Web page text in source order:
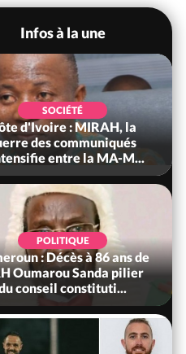
Infos à la une
SOCIÉTÉ
d'Ivoire : MIRAH, la
des communiqués
entre la MA-M...
POLITIQUE
: Décès à 86 ans de
Oumarou Sanda pilier
conseil constituti...